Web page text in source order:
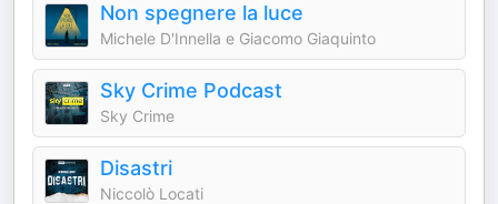
Non spegnere la luce
Michele D'Innella e Giacomo Giaquinto
Sky Crime Podcast
Sky Crime
Disastri
Niccolò Locati